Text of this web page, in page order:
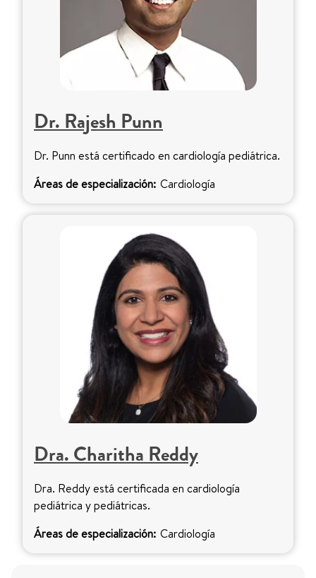
Dr. Rajesh Punn
Dr. Punn está certificado en cardiología pediátrica.
Áreas de especialización: Cardiología
Dra. Charitha Reddy
Dra. Reddy está certificada en cardiología
pediátrica y pediátricas.
Áreas de especialización: Cardiología